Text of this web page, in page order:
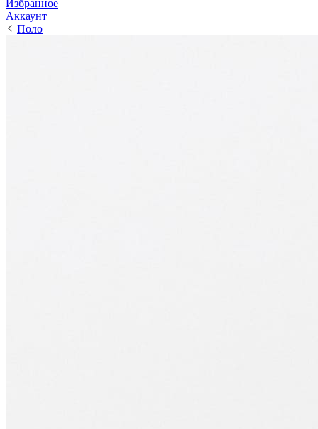
Избранное
Аккаунт
Поло